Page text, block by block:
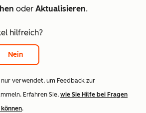
oder Aktualisieren.
hilfreich?
Nein
nur verwendet, um Feedback zur
Erfahren Sie, wie Sie Hilfe bei Fragen
.